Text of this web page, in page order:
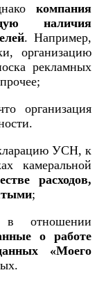
компания
наличия
. Например,
организацию
рекламных
организация
УСН, к
камеральной
расходов,
;
в отношении
о работе
«Моего